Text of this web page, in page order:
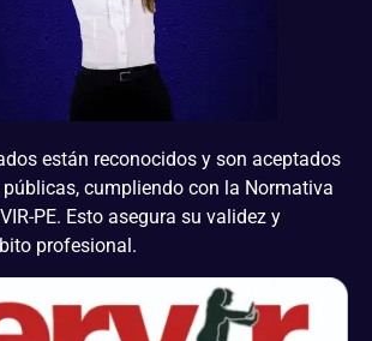
están reconocidos y son aceptados
cumpliendo con la Normativa
PE. Esto asegura su validez y
profesional.